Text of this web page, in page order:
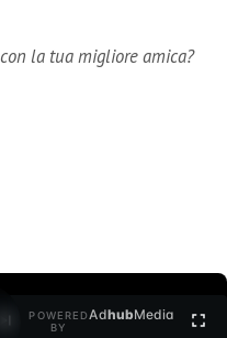
la tua migliore amica?
POWERED
BY
AdhubMedia